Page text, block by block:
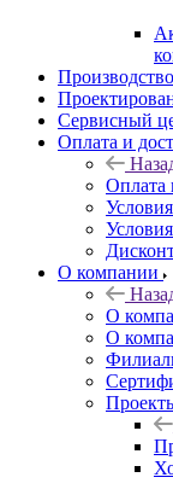
Сервисный
Оплата и
Оплата
О компании
О
О